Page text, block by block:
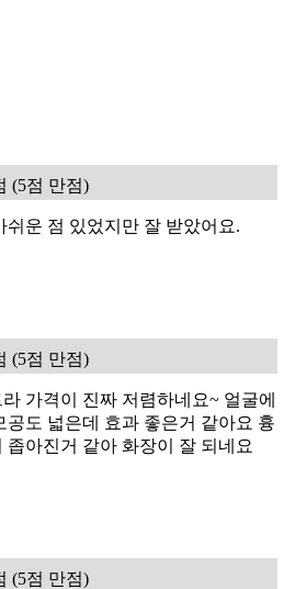
(5점 만점)
쉬운 점 있었지만 잘 받았어요.
(5점 만점)
가격이 진짜 저렴하네요~ 얼굴에
공도 넓은데 효과 좋은거 같아요 흉
좁아진거 같아 화장이 잘 되네요
(5점 만점)